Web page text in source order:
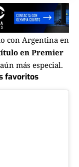
con Argentina en
en Premier
más especial.
favoritos